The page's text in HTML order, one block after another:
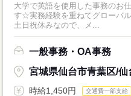
大学で英語を使用した事務のお
す☆実務経験を重ねてグローバ
土日祝休みなので、メ...
一般事務・OA事務
宮城県仙台市青葉区/仙
時給1,450円 交通費一部支給